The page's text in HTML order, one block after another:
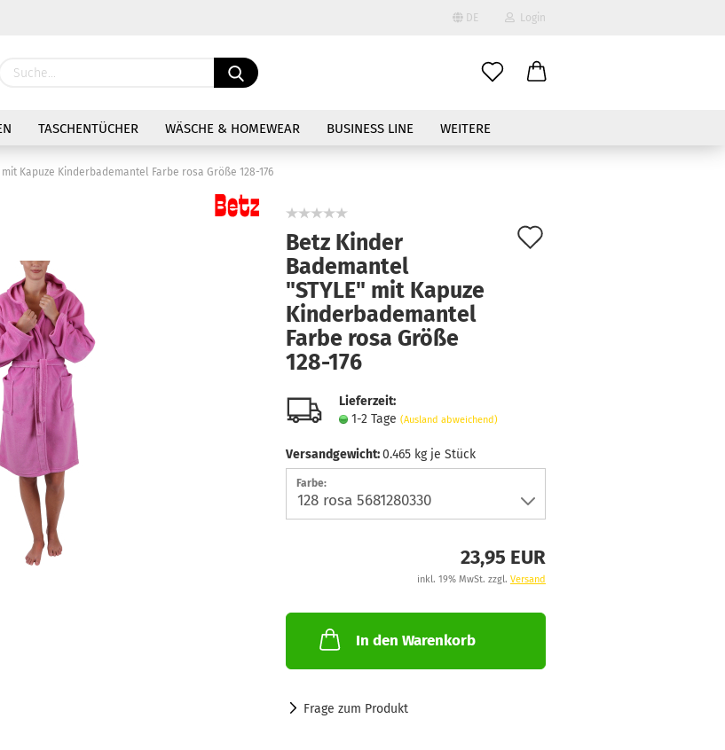
DE
Sprache auswählen
Login
Konto erstellen
Passwort vergessen?
TASCHENTÜCHER WÄSCHE & HOMEWEAR BUSINESS LINE WEITERE
Kapuze Kinderbademantel Farbe rosa Größe 128-176
Betz Kinder
Bademantel
"STYLE" mit Kapuze
Kinderbademantel
Farbe rosa Größe
128-176
Lieferzeit:
1-2 Tage (Ausland abweichend)
Versandgewicht:0.465kg je Stück
Farbe:
23,95 EUR
inkl. 19% MwSt. zzgl. Versand
In den Warenkorb
Frage zum Produkt